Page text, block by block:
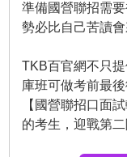
準備國營聯招需
勢必比自己苦讀會
TKB百官網不只
庫班可做考前最
【國營聯招口面
的考生，迎戰第二